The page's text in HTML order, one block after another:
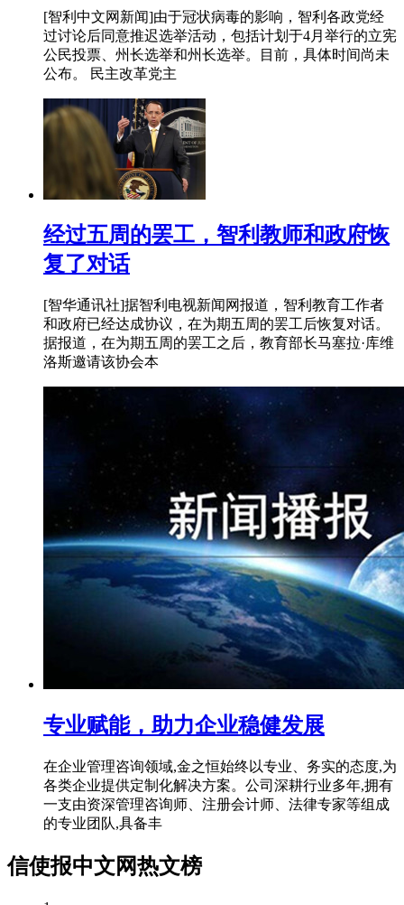
[智利中文网新闻]由于冠状病毒的影响，智利各政党经
过讨论后同意推迟选举活动，包括计划于4月举行的立宪
公民投票、州长选举和州长选举。目前，具体时间尚未
公布。 民主改革党主
经过五周的罢工，智利教师和政府恢
复了对话
[智华通讯社]据智利电视新闻网报道，智利教育工作者
和政府已经达成协议，在为期五周的罢工后恢复对话。
据报道，在为期五周的罢工之后，教育部长马塞拉·库维
洛斯邀请该协会本
专业赋能，助力企业稳健发展
在企业管理咨询领域,金之恒始终以专业、务实的态度,为
各类企业提供定制化解决方案。公司深耕行业多年,拥有
一支由资深管理咨询师、注册会计师、法律专家等组成
的专业团队,具备丰
信使报中文网热文榜